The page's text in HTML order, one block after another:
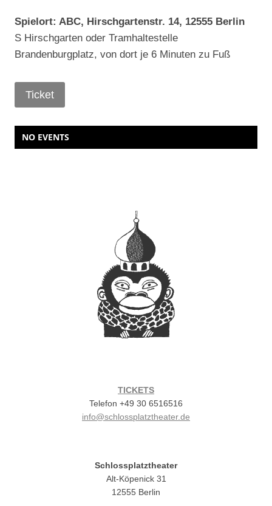
Spielort: ABC, Hirschgartenstr. 14, 12555 Berlin
S Hirschgarten oder Tramhaltestelle
Brandenburgplatz, von dort je 6 Minuten zu Fuß
Ticket
NO EVENTS
TICKETS
Telefon +49 30 6516516
info@schlossplatztheater.de
Schlossplatztheater
Alt-Köpenick 31
12555 Berlin